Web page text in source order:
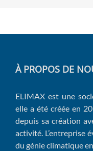
À PROPOS DE
ELIMAX est une
elle a été créée en
depuis sa création
activité. L’entreprise
du génie climatique